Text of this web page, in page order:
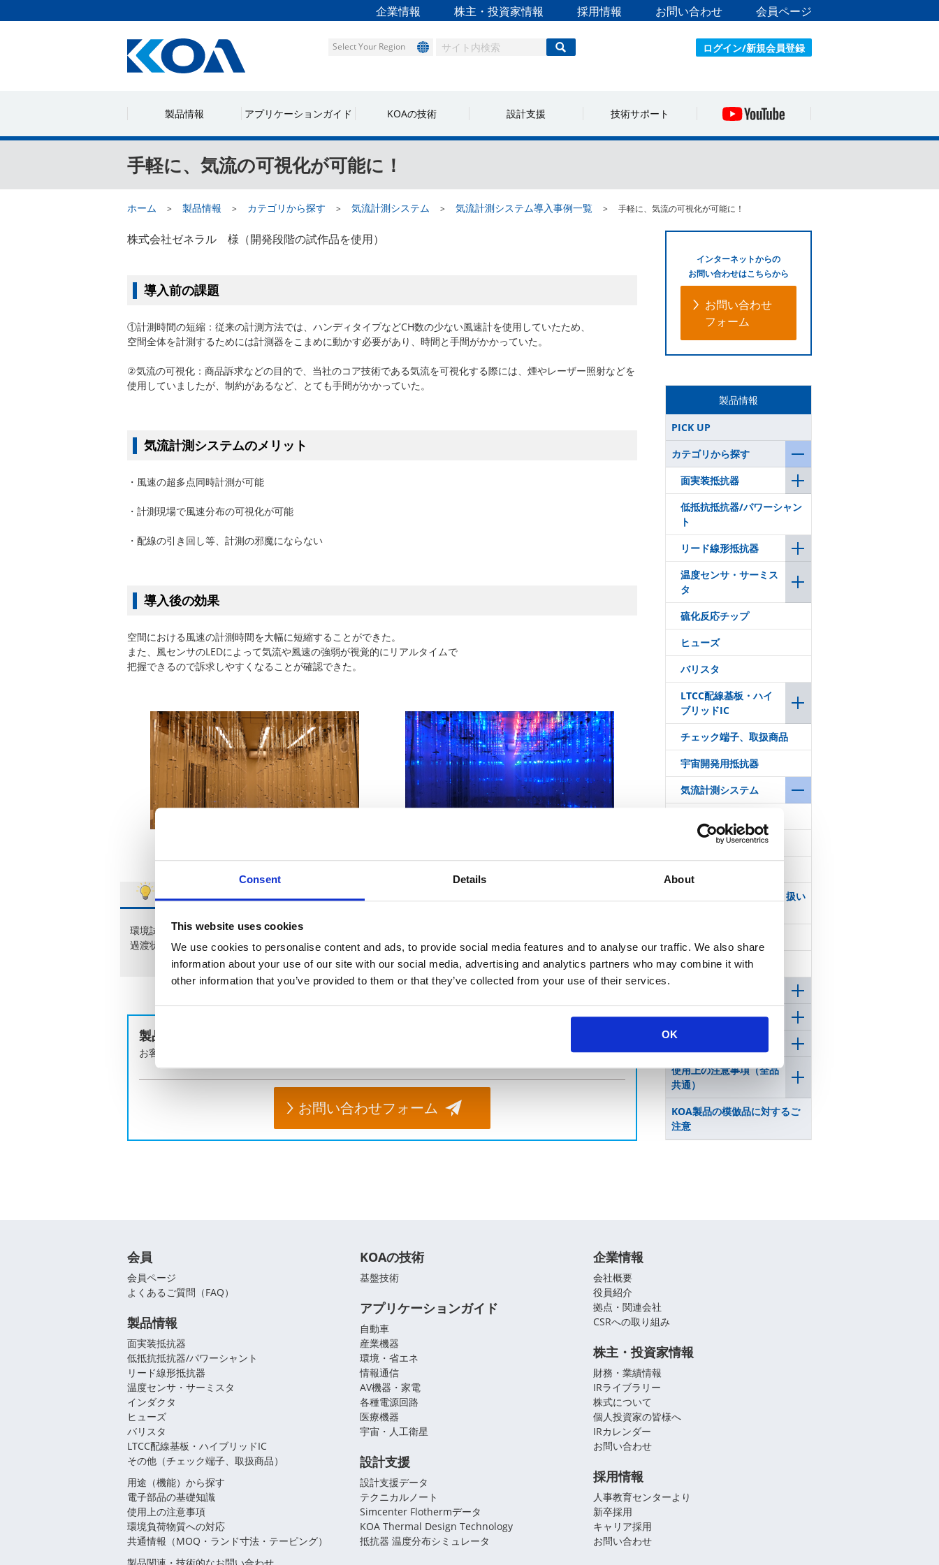
Consent Details About
This website uses cookies
We use cookies to personalise content and ads, to provide social media features and to analyse our traffic. We also share
information about your use of our site with our social media, advertising and analytics partners who may combine it with
other information that you’ve provided to them or that they’ve collected from your use of their services.
OK
企業情報 株主・投資家情報 採用情報 お問い合わせ 会員ページ
ログイン/新規会員登録
Select Your Region
製品情報 アプリケーションガイド KOAの技術 設計支援 技術サポート
手軽に、気流の可視化が可能に！
ホーム 製品情報 カテゴリから探す 気流計測システム 気流計測システム導入事例一覧 手軽に、気流の可視化が可能に！
株式会社ゼネラル 様（開発段階の試作品を使用）
導入前の課題
①計測時間の短縮：従来の計測方法では、ハンディタイプなどCH数の少ない風速計を使用していたため、
空間全体を計測するためには計測器をこまめに動かす必要があり、時間と手間がかかっていた。
②気流の可視化：商品訴求などの目的で、当社のコア技術である気流を可視化する際には、煙やレーザー照射などを
使用していましたが、制約があるなど、とても手間がかかっていた。
気流計測システムのメリット
・風速の超多点同時計測が可能
・計測現場で風速分布の可視化が可能
・配線の引き回し等、計測の邪魔にならない
導入後の効果
空間における風速の計測時間を大幅に短縮することができた。
また、風センサのLEDによって気流や風速の強弱が視覚的にリアルタイムで
把握できるので訴求しやすくなることが確認できた。
環境試験室で風速分布を計測していない場合は、導入いただくことで、定常時はもちろん、
過渡状態の風速分布も計測できるようになります。計測作業時間も考慮してご検討ください。
製品のお問い合わせはこちら
お客様の課題に合わせてご提案します。お気軽にご相談ください。
お問い合わせフォーム
インターネットからの
お問い合わせはこちらから
お問い合わせ
フォーム
製品情報
PICK UP
カテゴリから探す
面実装抵抗器
低抵抗抵抗器/パワーシャン
ト
リード線形抵抗器
温度センサ・サーミス
タ
硫化反応チップ
ヒューズ
バリスタ
LTCC配線基板・ハイ
ブリッドIC
チェック端子、取扱商品
宇宙開発用抵抗器
気流計測システム
製品動画
気流計測システム取り扱い
インダクタ
電子部品の基礎知識
使用上の注意事項（全品
共通）
KOA製品の模倣品に対するご
注意
会員
会員ページ
よくあるご質問（FAQ）
製品情報
面実装抵抗器
低抵抗抵抗器/パワーシャント
リード線形抵抗器
温度センサ・サーミスタ
インダクタ
ヒューズ
バリスタ
LTCC配線基板・ハイブリッドIC
その他（チェック端子、取扱商品）
用途（機能）から探す
電子部品の基礎知識
使用上の注意事項
環境負荷物質への対応
共通情報（MOQ・ランド寸法・テーピング）
KOAの技術
基盤技術
アプリケーションガイド
自動車
産業機器
環境・省エネ
情報通信
AV機器・家電
各種電源回路
医療機器
宇宙・人工衛星
設計支援
設計支援データ
テクニカルノート
Simcenter Flothermデータ
KOA Thermal Design Technology
抵抗器 温度分布シミュレータ
企業情報
会社概要
役員紹介
拠点・関連会社
CSRへの取り組み
株主・投資家情報
財務・業績情報
IRライブラリー
株式について
個人投資家の皆様へ
IRカレンダー
お問い合わせ
採用情報
人事教育センターより
新卒採用
キャリア採用
お問い合わせ